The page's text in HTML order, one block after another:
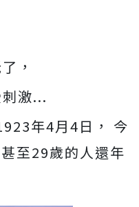
，
激...
年4月4日， 今
至29歲的人還年